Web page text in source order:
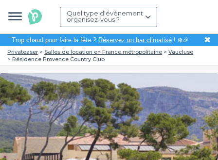
Quel type d'évènement
organisez-vous ?
Trop chaud pour faire la fête ? Réservez un bar climatisé! ❄️🎉 ✖
Privateaser Salles de location en France métropolitaine
Vaucluse
Résidence Provence Country Club